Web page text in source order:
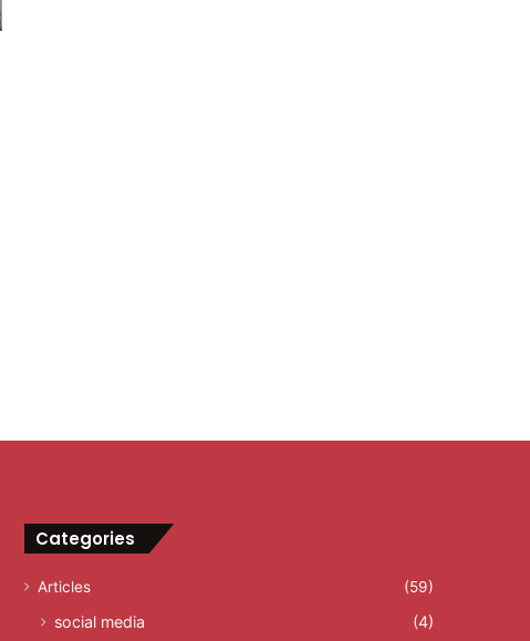
Categories
Articles (59)
social media (4)